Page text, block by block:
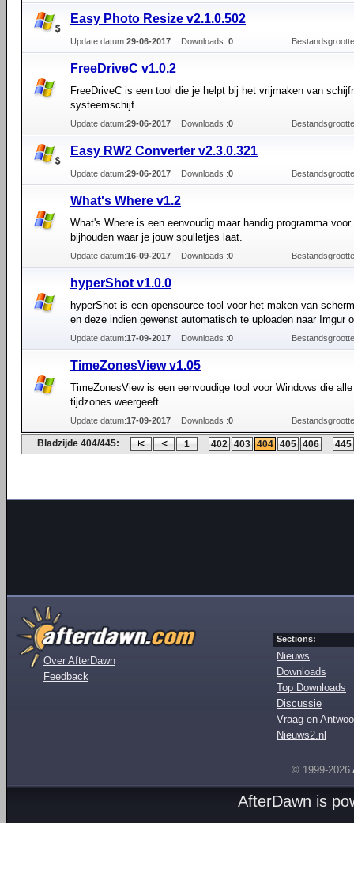
Easy Photo Resize v2.1.0.502
Update datum:29-06-2017 Downloads :0
FreeDriveC v1.0.2
FreeDriveC is een tool die je helpt bij het vrijmaken van
systeemschijf.
Update datum:29-06-2017 Downloads :0
Easy RW2 Converter v2.3.0.321
Update datum:29-06-2017 Downloads :0
What's Where v1.2
What's Where is een eenvoudig maar handig programma voor
bijhouden waar je jouw spulletjes laat.
Update datum:16-09-2017 Downloads :0
hyperShot v1.0.0
hyperShot is een opensource tool voor het maken van
en deze indien gewenst automatisch te uploaden naar Imgur
Update datum:17-09-2017 Downloads :0
TimeZonesView v1.05
TimeZonesView is een eenvoudige tool voor Windows die
tijdzones weergeeft.
Update datum:17-09-2017 Downloads :0
Bladzijde 404/445: 1 ... 402 403 404 405 406 ... 445
Over AfterDawn
Feedback
Sections:
Nieuws
Downloads
Top Downloads
Discussie
Vraag en
Nieuws2.nl
© 1999-2026
AfterDawn is